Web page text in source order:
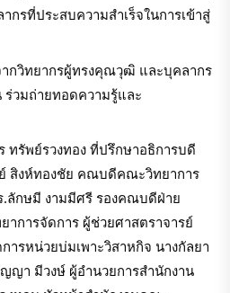
กรที่ประสบความสำเร็จในการเข้าสู่
ากวิทยากรผู้ทรงคุณวุฒิ และบุคลากร
วมถ่ายทอดความรู้และ
ทรัพย์รวงทอง ที่ปรึกษาอธิการบดี
สิงห์ทองชัย คณบดีคณะวิทยาการ
.ลักษมี งามมีศรี รองคณบดีฝ่าย
การจัดการ ผู้ช่วยศาสตราจารย์
รหน่วยบ่มเพาะวิสาหกิจ นางกัลยา
ญา มีวงษ์ ผู้อำนวยการสำนักงาน